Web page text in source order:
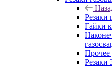
Резаки
Гайки
Прочее
Резаки